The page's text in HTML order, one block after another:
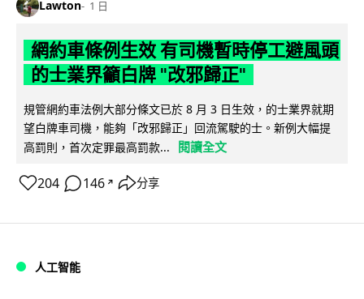
Lawton 1 日
網約車條例生效 有司機暫時停工避風頭
的士業界籲白牌 "改邪歸正"
規管網約車法例大部分條文已於 8 月 3 日生效，的士業界就期
望白牌車司機，能夠「改邪歸正」回流駕駛的士。新例大幅提
高罰則，首次定罪最高罰款...
閱讀全文
204 146 ↗ 分享
人工智能